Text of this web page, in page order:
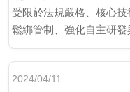
受限於法規嚴格、核心
鬆綁管制、強化自主研發
2024/04/11